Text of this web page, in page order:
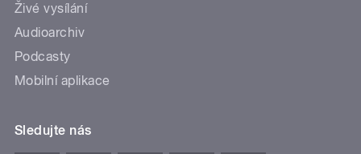
Živé vysílání
Audioarchiv
Podcasty
Mobilní aplikace
Sledujte nás